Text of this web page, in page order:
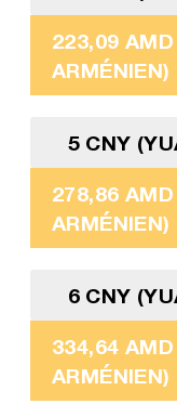
223,09
ARMÉNIEN)
5 CNY
278,86
ARMÉNIEN)
6 CNY
334,64
ARMÉNIEN)